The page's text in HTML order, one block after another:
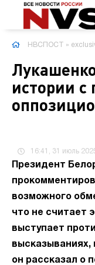
НВСПОСТ »
истории
16:41, 31 июль
Президент
возможного
что не считает
выступает
он рассказал о